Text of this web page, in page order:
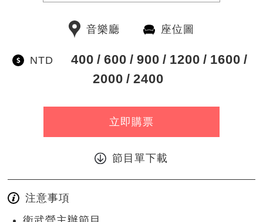
音樂廳 座位圖
NTD 400 600 900 1200
1600
2000
2400
立即購票
節目單下載
注意事項